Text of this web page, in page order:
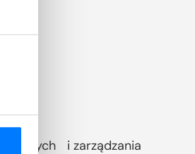
danych i zarządzania